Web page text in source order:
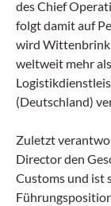
des Chief
folgt damit auf
wird Wittenbrink
weltweit mehr
(Deutschland)
Zuletzt
Director den
Customs und ist